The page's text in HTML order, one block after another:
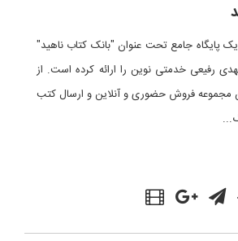
پایگاه جامع تحت عنوان "بانک کتاب ناهید"
رفیعی خدمتی نوین را ارائه کرده است. از
مجموعه فروش حضوری و آنلاین و ارسال کتب